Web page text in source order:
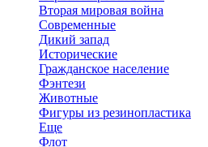
Вторая мировая война
Современные
Дикий запад
Исторические
Гражданское население
Фэнтези
Животные
Фигуры из резинопластика
Еще
Флот